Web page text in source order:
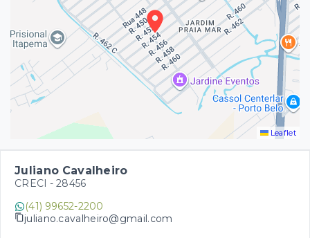
Leaflet
Juliano Cavalheiro
CRECI - 28456
(41) 99652-2200
juliano.cavalheiro@gmail.com